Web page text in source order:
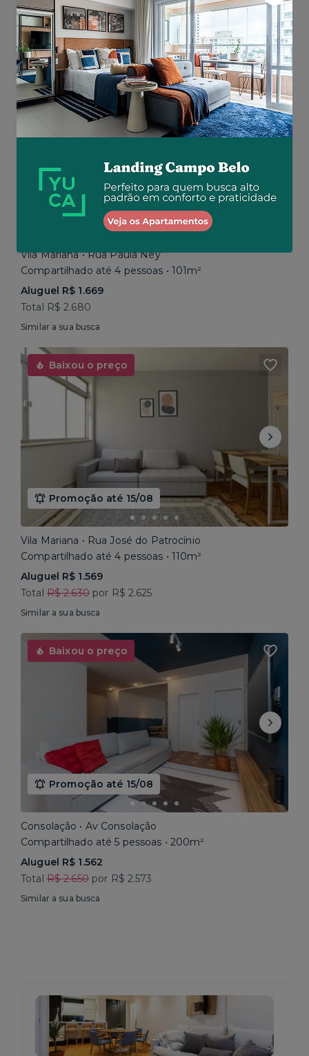
Aluguel R$ 1.777
Total R$ 2.843
Similar a sua busca
Em breve
Vila Mariana • Rua Paula Ney
Compartilhado até 4 pessoas • 101m²
Aluguel R$ 1.669
Total R$ 2.680
Similar a sua busca
Baixou o preço
Promoção até 15/08
Vila Mariana • Rua José do Patrocínio
Compartilhado até 4 pessoas • 110m²
Aluguel R$ 1.569
Total R$ 2.630por R$ 2.625
Similar a sua busca
Baixou o preço
Promoção até 15/08
Consolação • Av Consolação
Compartilhado até 5 pessoas • 200m²
Aluguel R$ 1.562
Total R$ 2.650por R$ 2.573
Similar a sua busca